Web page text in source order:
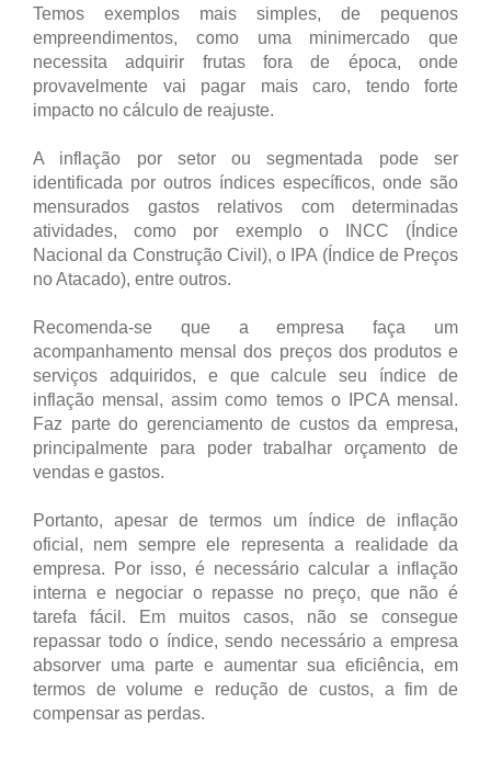
Temos exemplos mais simples, de pequenos
empreendimentos, como uma minimercado que
necessita adquirir frutas fora de época, onde
provavelmente vai pagar mais caro, tendo forte
impacto no cálculo de reajuste.
A inflação por setor ou segmentada pode ser
identificada por outros índices específicos, onde são
mensurados gastos relativos com determinadas
atividades, como por exemplo o INCC (Índice
Nacional da Construção Civil), o IPA (Índice de Preços
no Atacado), entre outros.
Recomenda-se que a empresa faça um
acompanhamento mensal dos preços dos produtos e
serviços adquiridos, e que calcule seu índice de
inflação mensal, assim como temos o IPCA mensal.
Faz parte do gerenciamento de custos da empresa,
principalmente para poder trabalhar orçamento de
vendas e gastos.
Portanto, apesar de termos um índice de inflação
oficial, nem sempre ele representa a realidade da
empresa. Por isso, é necessário calcular a inflação
interna e negociar o repasse no preço, que não é
tarefa fácil. Em muitos casos, não se consegue
repassar todo o índice, sendo necessário a empresa
absorver uma parte e aumentar sua eficiência, em
termos de volume e redução de custos, a fim de
compensar as perdas.